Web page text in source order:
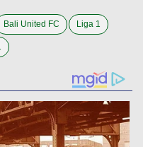
Bali United FC Liga 1